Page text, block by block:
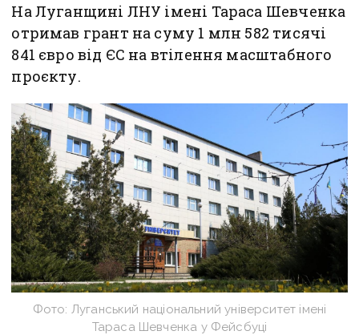
На Луганщині ЛНУ імені Тараса Шевченка
отримав грант на суму 1 млн 582 тисячі
841 євро від ЄС на втілення масштабного
проєкту.
Фото: Луганський національний університет імені
Тараса Шевченка у Фейсбуці